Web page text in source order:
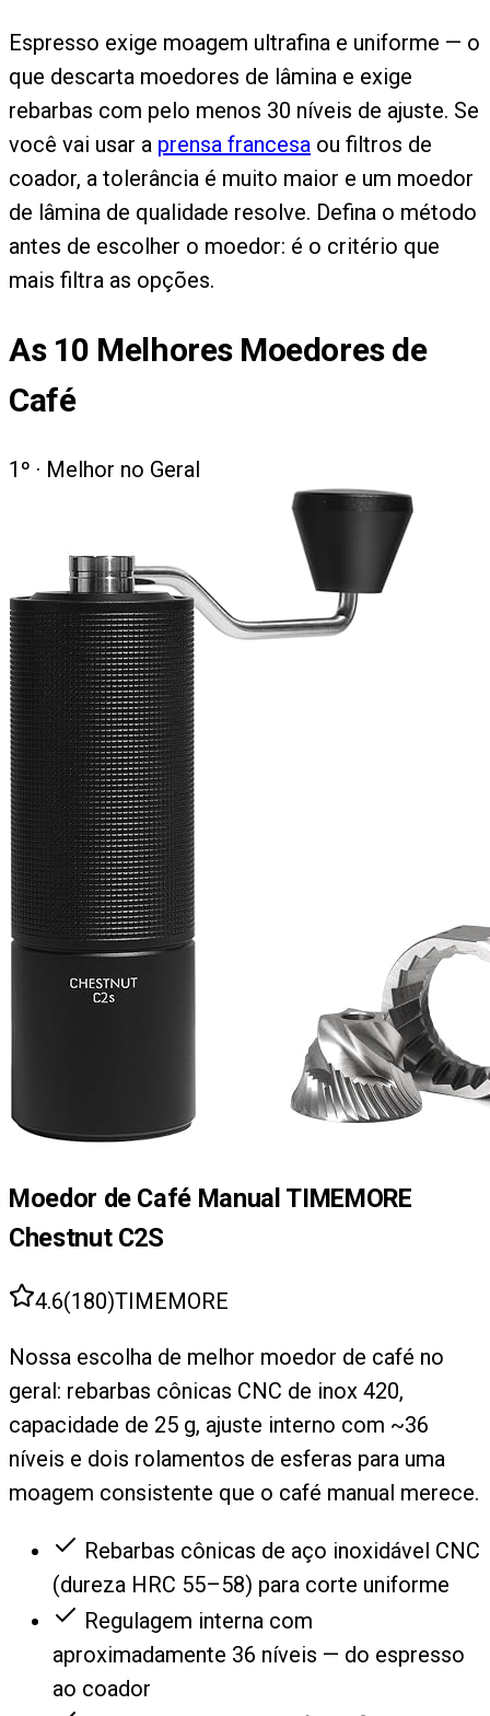
Espresso exige moagem ultrafina e uniforme — o
que descarta moedores de lâmina e exige
rebarbas com pelo menos 30 níveis de ajuste. Se
você vai usar a prensa francesa ou filtros de
coador, a tolerância é muito maior e um moedor
de lâmina de qualidade resolve. Defina o método
antes de escolher o moedor: é o critério que
mais filtra as opções.
As 10 Melhores Moedores de
Café
1 º · Melhor no Geral
Moedor de Café Manual TIMEMORE
Chestnut C2S
4.6(180)TIMEMORE
Nossa escolha de melhor moedor de café no
geral: rebarbas cônicas CNC de inox 420,
capacidade de 25 g, ajuste interno com ~36
níveis e dois rolamentos de esferas para uma
moagem consistente que o café manual merece.
Rebarbas cônicas de aço inoxidável CNC
(dureza HRC 55–58) para corte uniforme
Regulagem interna com
aproximadamente 36 níveis — do espresso
ao coador